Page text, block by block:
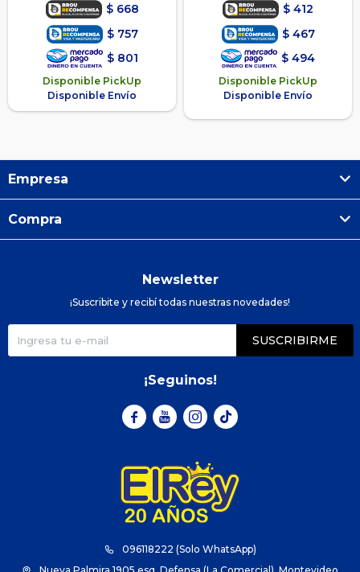
$ 668
$ 757
$ 801
Disponible PickUp
Disponible Envío
$ 412
$ 467
$ 494
Disponible PickUp
Disponible Envío
096118222 (Solo WhatsApp)
Empresa
Compra
Newsletter
¡Suscribite y recibí todas nuestras novedades!
SUSCRIBIRME
¡Seguinos!
  